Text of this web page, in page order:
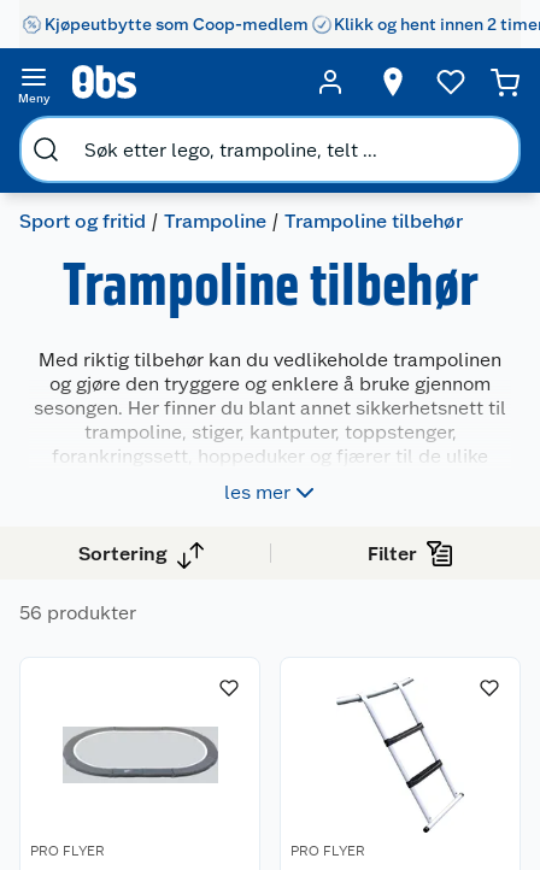
Kjøpeutbytte som Coop-medlem Klikk og hent innen 2
Meny
Sport og fritid Trampoline Trampoline tilbehør
Trampoline tilbehør
Med riktig tilbehør kan du vedlikeholde trampolinen
og gjøre den tryggere og enklere å bruke gjennom
sesongen. Her finner du blant annet sikkerhetsnett til
trampoline, stiger, kantputer, toppstenger,
forankringssett, hoppeduker og fjærer til de ulike
trampolinemodellene. Dette er deler som kan være
nyttige når noe er slitt, mangler eller bør byttes ut før
les mer
Sortering Filter
56 produkter
PRO FLYER PRO FLYER